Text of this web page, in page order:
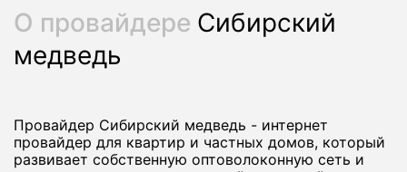
О провайдере Сибирский
медведь
Провайдер Сибирский медведь - интернет
провайдер для квартир и частных домов, который
развивает собственную оптоволоконную сеть и